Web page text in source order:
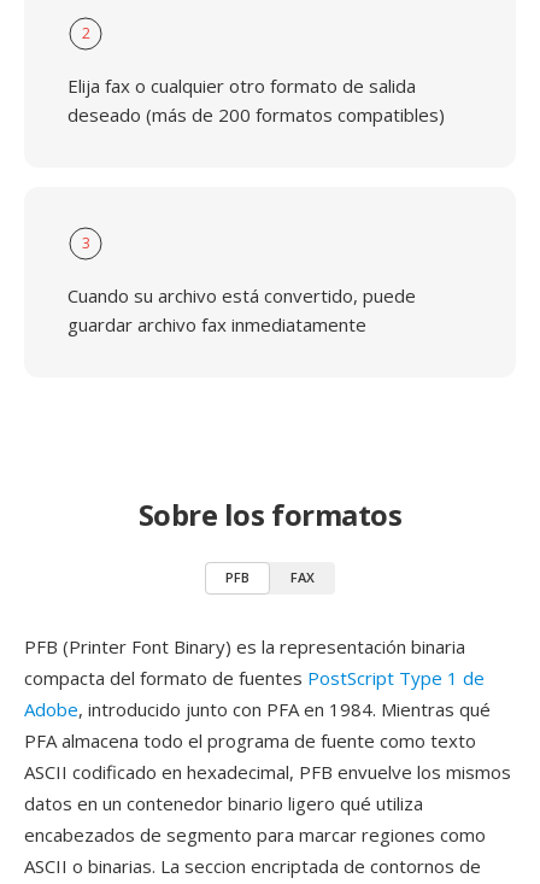
2
Elija fax o cualquier otro formato de salida
deseado (más de 200 formatos compatibles)
3
Cuando su archivo está convertido, puede
guardar archivo fax inmediatamente
Sobre los formatos
PFB FAX
PFB (Printer Font Binary) es la representación binaria
compacta del formato de fuentes PostScript Type 1 de
Adobe, introducido junto con PFA en 1984. Mientras qué
PFA almacena todo el programa de fuente como texto
ASCII codificado en hexadecimal, PFB envuelve los mismos
datos en un contenedor binario ligero qué utiliza
encabezados de segmento para marcar regiones como
ASCII o binarias. La seccion encriptada de contornos de